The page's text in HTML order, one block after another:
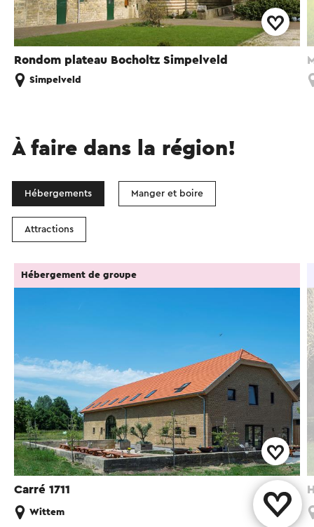
Rondom plateau Bocholtz Simpelveld
Simpelveld
À faire dans la région!
Hébergements Manger et boire
Attractions
Carré 1711
Hébergement de groupe
Wittem